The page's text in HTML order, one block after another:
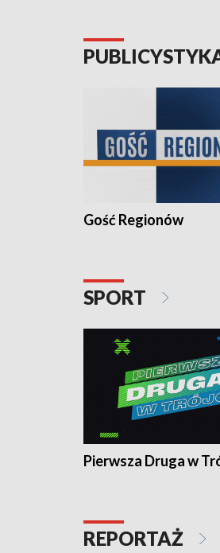
Gość Regionów
SPORT
Pierwsza Druga w
REPORTAŻ